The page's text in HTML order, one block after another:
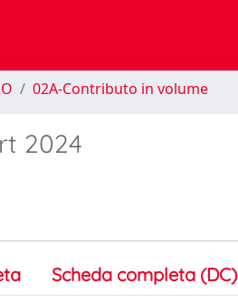
02A-Contributo in volume
2024
Scheda completa (DC)